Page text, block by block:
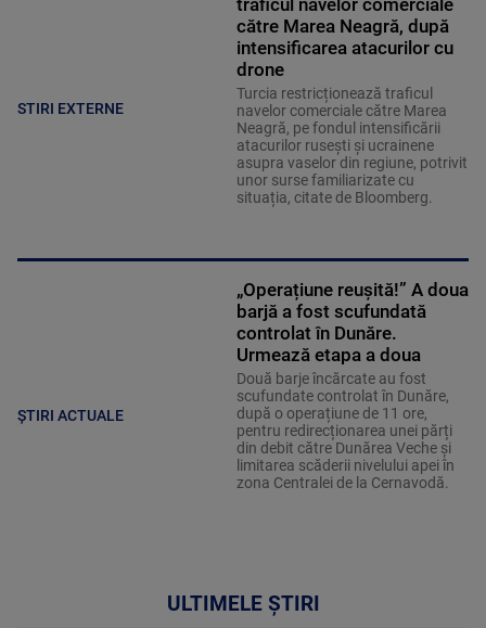
STIRI EXTERNE
traficul navelor comerciale
către Marea Neagră, după
intensificarea atacurilor cu
drone
Turcia restricționează traficul
navelor comerciale către Marea
Neagră, pe fondul intensificării
atacurilor rusești și ucrainene
asupra vaselor din regiune, potrivit
unor surse familiarizate cu
situația, citate de Bloomberg.
ȘTIRI ACTUALE
„Operațiune reușită!” A doua
barjă a fost scufundată
controlat în Dunăre.
Urmează etapa a doua
Două barje încărcate au fost
scufundate controlat în Dunăre,
după o operațiune de 11 ore,
pentru redirecționarea unei părți
din debit către Dunărea Veche și
limitarea scăderii nivelului apei în
zona Centralei de la Cernavodă.
ULTIMELE ȘTIRI